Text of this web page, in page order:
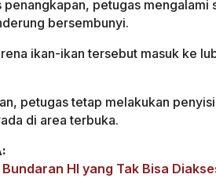
penangkapan, petugas
bersembunyi.
ikan-ikan tersebut masuk ke
petugas tetap melakukan
di area terbuka.
HI yang Tak Bisa